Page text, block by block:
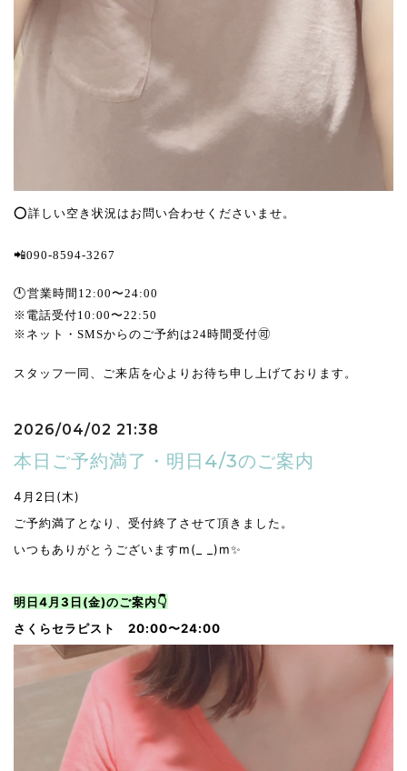
⭕️詳しい空き状況はお問い合わせくださいませ。
📲090-8594-3267
🕛営業時間12:00〜24:00
※電話受付10:00〜22:50
※ネット・SMSからのご予約は24時間受付🉑
スタッフ一同、ご来店を心よりお待ち申し上げております。
2026/04/02 21:38
本日ご予約満了・明日4/3のご案内
4月2日(木)
ご予約満了となり、受付終了させて頂きました。
いつもありがとうございますm(_ _)m✨
明日4月3日(金)のご案内👇
さくらセラピスト 20:00〜24:00